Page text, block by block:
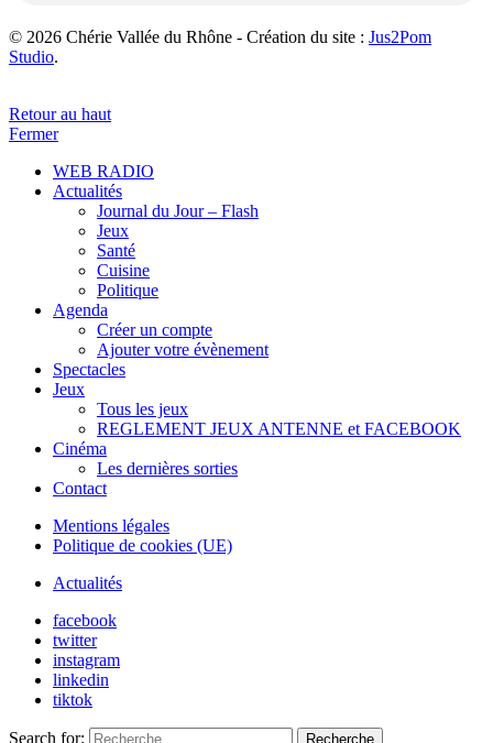
© 2026 Chérie Vallée du Rhône - Création du site : Jus2Pom
Studio.
Retour au haut
Fermer
WEB RADIO
Actualités
Journal du Jour – Flash
Jeux
Santé
Cuisine
Politique
Agenda
Créer un compte
Ajouter votre évènement
Spectacles
Jeux
Tous les jeux
REGLEMENT JEUX ANTENNE et FACEBOOK
Cinéma
Les dernières sorties
Contact
Mentions légales
Politique de cookies (UE)
Actualités
facebook
twitter
instagram
linkedin
tiktok
Search for: Recherche